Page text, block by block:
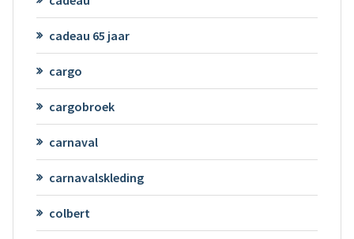
cadeau 65 jaar
cargo
cargobroek
carnaval
carnavalskleding
colbert